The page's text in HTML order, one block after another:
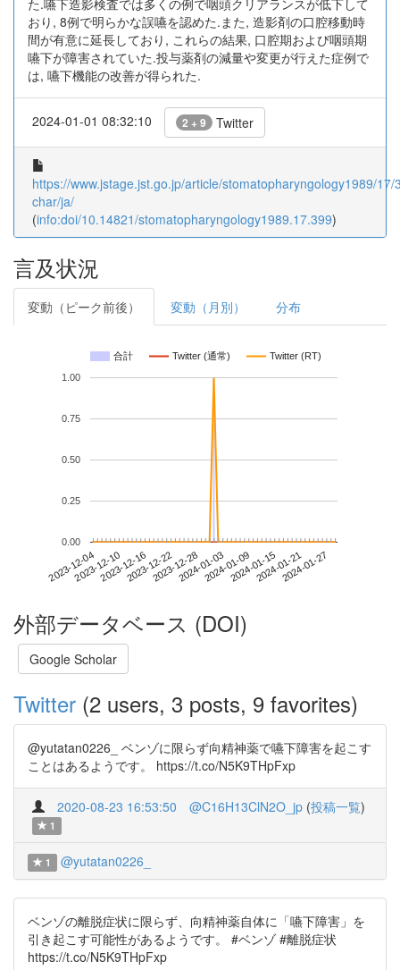
た.嚥下造影検査では多くの例で咽頭クリアランスが低下して
おり, 8例で明らかな誤嚥を認めた.また, 造影剤の口腔移動時
間が有意に延長しており, これらの結果, 口腔期および咽頭期
嚥下が障害されていた.投与薬剤の減量や変更が行えた症例で
は, 嚥下機能の改善が得られた.
2024-01-01 08:32:10 2 + 9 Twitter
https://www.jstage.jst.go.jp/article/stomatopharyngology1989/
char/ja/
(info:doi/10.14821/stomatopharyngology1989.17.399)
言及状況
変動（ピーク前後） 変動（月別） 分布
合計 Twitter (通常) Twitter (RT)
2023-12-042023-12-102023-12-162023-12-222023-12-282024-01-032024-01-092024-01-152024-01-212024-01-27
0.00
0.25
0.50
0.75
1.00
外部データベース (DOI)
Google Scholar
Twitter (2 users, 3 posts, 9 favorites)
@yutatan0226_ ベンゾに限らず向精神薬で嚥下障害を起こす
ことはあるようです。 https://t.co/N5K9THpFxp
2020-08-23 16:53:50 @C16H13ClN2O_jp (投稿一覧)
1
1 @yutatan0226_
ベンゾの離脱症状に限らず、向精神薬自体に「嚥下障害」を
引き起こす可能性があるようです。 #ベンゾ #離脱症状
https://t.co/N5K9THpFxp